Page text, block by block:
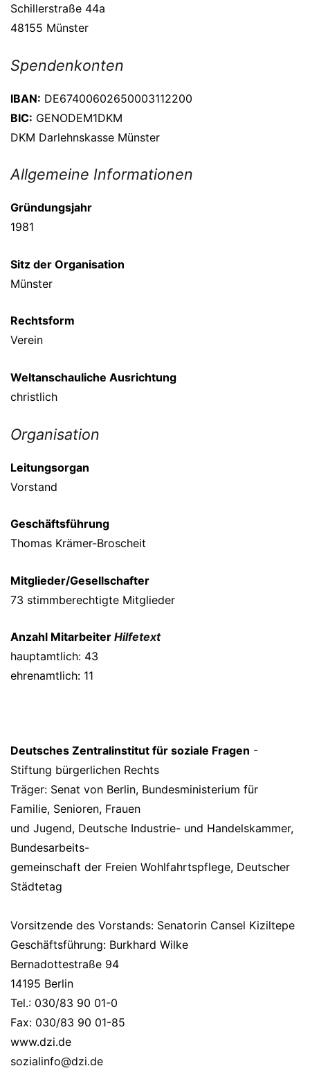
Schillerstraße 44a
48155 Münster
Spendenkonten
IBAN: DE67400602650003112200
BIC: GENODEM1DKM
DKM Darlehnskasse Münster
Allgemeine Informationen
Gründungsjahr
1981
Sitz der Organisation
Münster
Rechtsform
Verein
Weltanschauliche Ausrichtung
christlich
Organisation
Leitungsorgan
Vorstand
Geschäftsführung
Thomas Krämer-Broscheit
Mitglieder/Gesellschafter
73 stimmberechtigte Mitglieder
Anzahl Mitarbeiter Hilfetext
hauptamtlich: 43
ehrenamtlich: 11
Deutsches Zentralinstitut für soziale Fragen -
Stiftung bürgerlichen Rechts
Träger: Senat von Berlin, Bundesministerium für
Familie, Senioren, Frauen
und Jugend, Deutsche Industrie- und Handelskammer,
Bundesarbeits-
gemeinschaft der Freien Wohlfahrtspflege, Deutscher
Städtetag
Vorsitzende des Vorstands: Senatorin Cansel Kiziltepe
Geschäftsführung: Burkhard Wilke
Bernadottestraße 94
14195 Berlin
Tel.: 030/83 90 01-0
Fax: 030/83 90 01-85
www.dzi.de
sozialinfo@dzi.de